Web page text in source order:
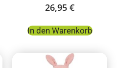
26,95 €
In den Warenkorb